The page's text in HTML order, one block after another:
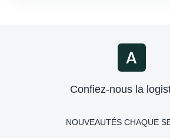
Confiez-nous la
NOUVEAUTÉS CHAQUE